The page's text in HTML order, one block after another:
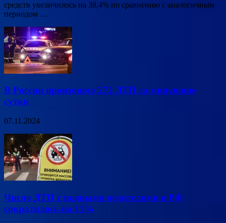
средств увеличилось на 38,4% по сравнению с аналогичным
периодом …
В России произошло 272 ДТП за минувшие
сутки
07.11.2024
Число ДТП с пьяными водителями в РФ
сократилось на 11%